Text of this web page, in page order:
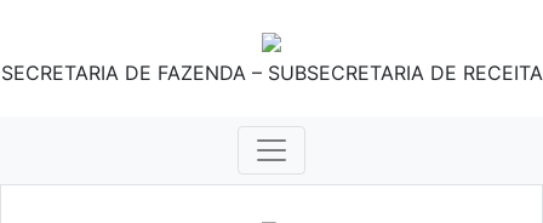
SECRETARIA DE FAZENDA – SUBSECRETARIA DE RECEITA